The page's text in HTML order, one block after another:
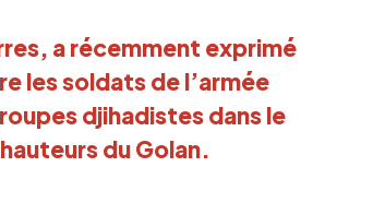
a récemment exprimé
les soldats de l’armée
djihadistes dans le
du Golan.